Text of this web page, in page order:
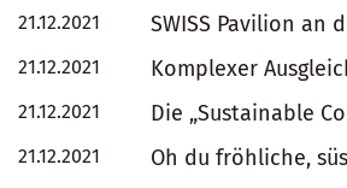
21.12.2021 SWISS Pavilion an
21.12.2021 Komplexer
21.12.2021 Die „Sustainable
21.12.2021 Oh du fröhliche,